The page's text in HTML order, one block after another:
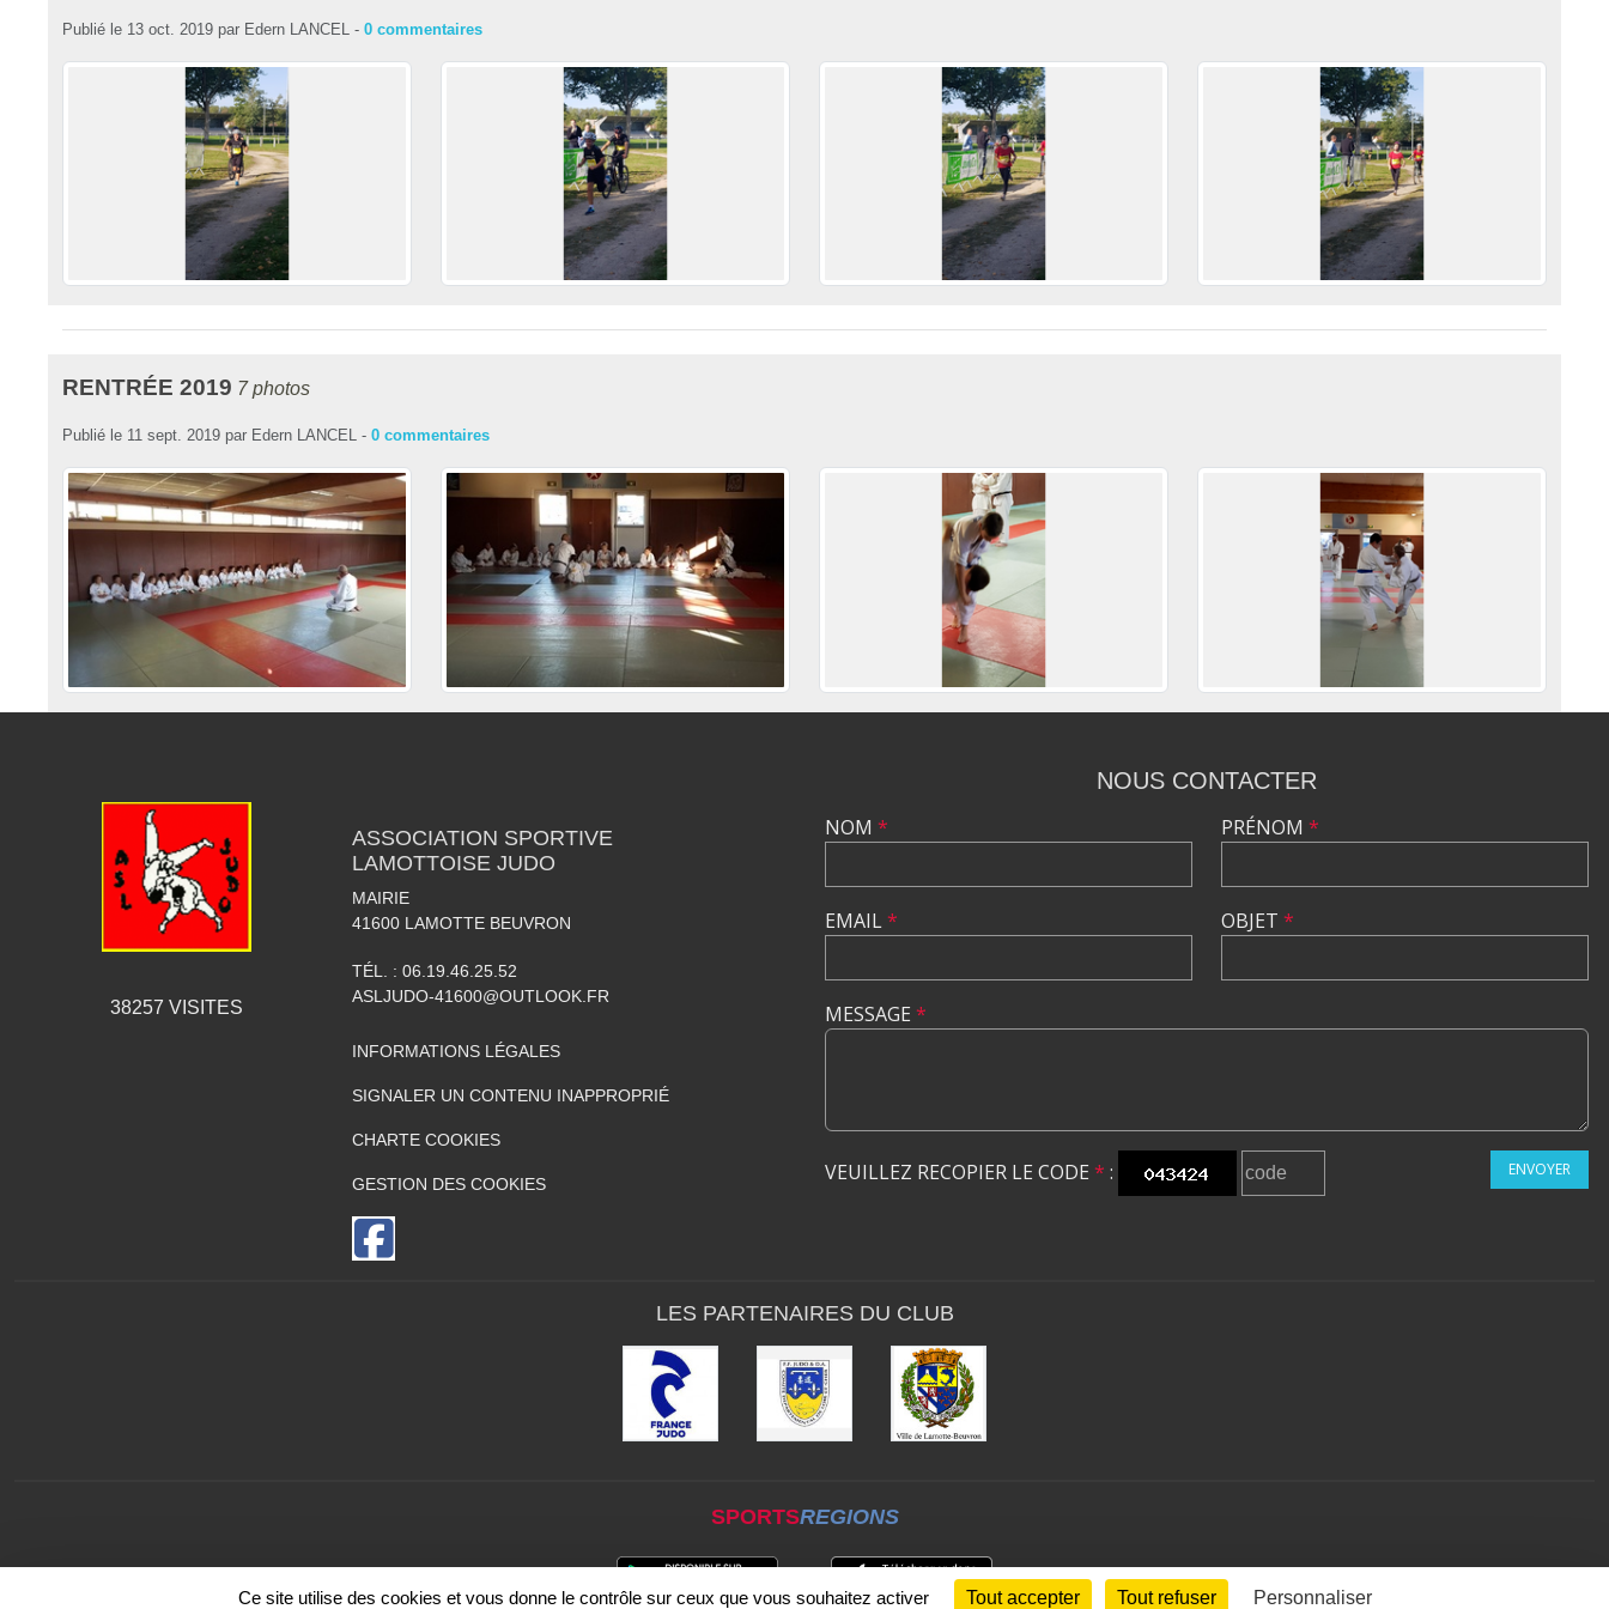
Publié le 13 oct. 2019 par Edern LANCEL - 0 commentaires
RENTRÉE 2019 7 photos
Publié le 11 sept. 2019 par Edern LANCEL - 0 commentaires
38257 VISITES
ASSOCIATION SPORTIVE
LAMOTTOISE JUDO
MAIRIE
41600 LAMOTTE BEUVRON
TÉL. : 06.19.46.25.52
ASLJUDO-41600@OUTLOOK.FR
INFORMATIONS LÉGALES
SIGNALER UN CONTENU INAPPROPRIÉ
CHARTE COOKIES
GESTION DES COOKIES
NOUS CONTACTER
NOM *
EMAIL*
PRÉNOM *
OBJET *
MESSAGE *
VEUILLEZ RECOPIER LE CODE * : ENVOYER
LES PARTENAIRES DU CLUB
SPORTSREGIONS
Ce site utilise des cookies et vous donne le contrôle sur ceux que vous souhaitez activer Tout accepter Tout refuser Personnaliser